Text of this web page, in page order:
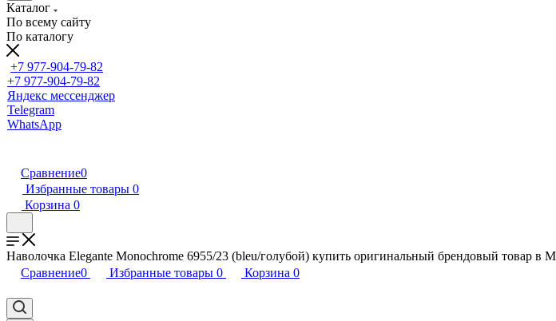
Каталог
По всему сайту
По каталогу
+7 977-904-79-82
+7 977-904-79-82
Яндекс мессенджер
Telegram
WhatsApp
Сравнение0
Избранные товары 0
Корзина 0
Наволочка Elegante Monochrome 6955/23 (bleu/голубой) купить оригинальный брендовый товар в
Сравнение0 Избранные товары 0 Корзина 0